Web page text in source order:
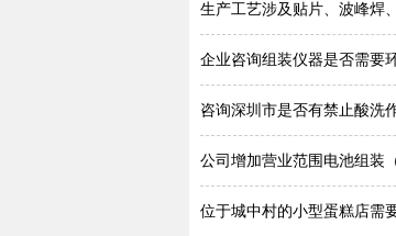
生产工艺涉及贴片、波峰焊
企业咨询组装仪器是否需要
咨询深圳市是否有禁止酸洗
公司增加营业范围电池组装
位于城中村的小型蛋糕店需